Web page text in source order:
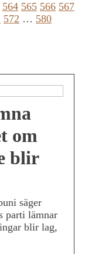
564 565 566 567
572 … 580
om
blir
säger
parti lämnar
blir lag,